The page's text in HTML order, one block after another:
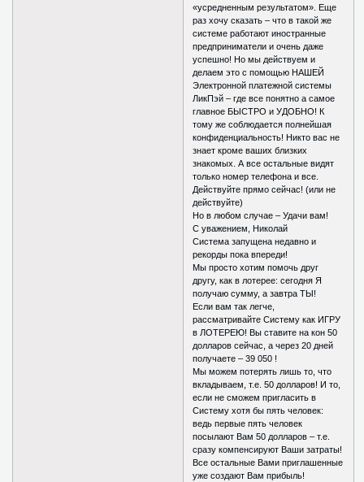
«усредненным результатом». Еще
раз хочу сказать – что в такой же
системе работают иностранные
предприниматели и очень даже
успешно! Но мы действуем и
делаем это с помощью НАШЕЙ
Электронной платежной системы
ЛикПэй – где все понятно а самое
главное БЫСТРО и УДОБНО! К
тому же соблюдается полнейшая
конфиденциальность! Никто вас не
знает кроме ваших близких
знакомых. А все остальные видят
только номер телефона и все.
Действуйте прямо сейчас! (или не
действуйте)
Но в любом случае – Удачи вам!
С уважением, Николай
Система запущена недавно и
рекорды пока впереди!
Мы просто хотим помочь друг
другу, как в лотерее: сегодня Я
получаю сумму, а завтра ТЫ!
Если вам так легче,
рассматривайте Систему как ИГРУ
в ЛОТЕРЕЮ! Вы ставите на кон 50
долларов сейчас, а через 20 дней
получаете – 39 050 !
Мы можем потерять лишь то, что
вкладываем, т.е. 50 долларов! И то,
если не сможем пригласить в
Систему хотя бы пять человек:
ведь первые пять человек
посылают Вам 50 долларов – т.е.
сразу компенсируют Ваши затраты!
Все остальные Вами приглашенные
уже создают Вам прибыль!